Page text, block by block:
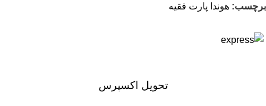
برچسب: هوندا پارت فقیه
تحویل اکسپرس